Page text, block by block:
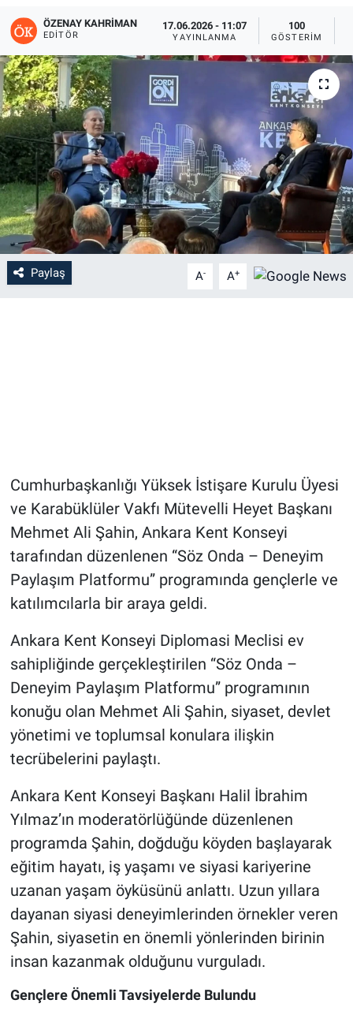
ÖZENAY KAHRIMAN
EDITÖR
17.06.2026 - 11:07
YAYINLANMA
100
GÖSTERIM
Paylaş A- A+
Cumhurbaşkanlığı Yüksek İstişare Kurulu Üyesi
ve Karabüklüler Vakfı Mütevelli Heyet Başkanı
Mehmet Ali Şahin, Ankara Kent Konseyi
tarafından düzenlenen “Söz Onda – Deneyim
Paylaşım Platformu” programında gençlerle ve
katılımcılarla bir araya geldi.
Ankara Kent Konseyi Diplomasi Meclisi ev
sahipliğinde gerçekleştirilen “Söz Onda –
Deneyim Paylaşım Platformu” programının
konuğu olan Mehmet Ali Şahin, siyaset, devlet
yönetimi ve toplumsal konulara ilişkin
tecrübelerini paylaştı.
Ankara Kent Konseyi Başkanı Halil İbrahim
Yılmaz’ın moderatörlüğünde düzenlenen
programda Şahin, doğduğu köyden başlayarak
eğitim hayatı, iş yaşamı ve siyasi kariyerine
uzanan yaşam öyküsünü anlattı. Uzun yıllara
dayanan siyasi deneyimlerinden örnekler veren
Şahin, siyasetin en önemli yönlerinden birinin
insan kazanmak olduğunu vurguladı.
Gençlere Önemli Tavsiyelerde Bulundu